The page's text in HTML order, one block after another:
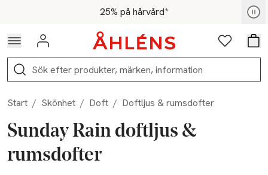
Hoppa till navigationsmenyn25% på hårvård*
För medlemmar - Shoppa nu
Logga in Favoriter
Sök
Start / Skönhet / Doft / Doftljus & rumsdofter
Sunday Rain doftljus &
rumsdofter